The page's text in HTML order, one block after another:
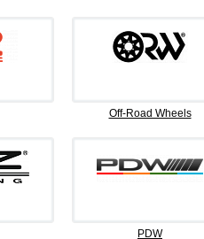
Off-Road Wheels
PDW